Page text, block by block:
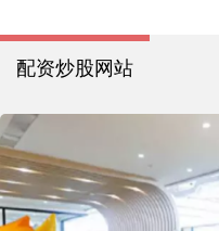
配资炒股网站